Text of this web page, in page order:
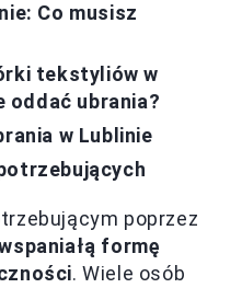
Co musisz
tekstyliów w
oddać ubrania?
w Lublinie
poprzez
formę
. Wiele osób